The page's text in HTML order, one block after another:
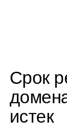
Срок
истек